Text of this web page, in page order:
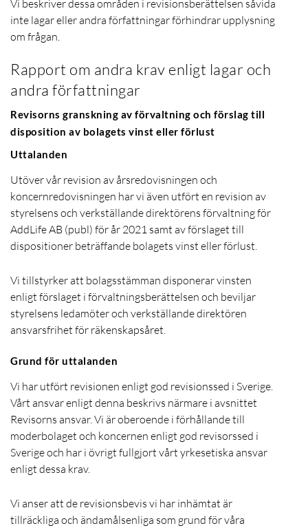
Vi beskriver dessa områden i revisionsberättelsen såvida
inte lagar eller andra författningar förhindrar upplysning
om frågan.
Rapport om andra krav enligt lagar och
andra författningar
Revisorns granskning av förvaltning och förslag till
disposition av bolagets vinst eller förlust
Uttalanden
Utöver vår revision av årsredovisningen och
koncernredovisningen har vi även utfört en revision av
styrelsens och verkställande direktörens förvaltning för
AddLife AB (publ) för år 2021 samt av förslaget till
dispositioner beträffande bolagets vinst eller förlust.
Vi tillstyrker att bolagsstämman disponerar vinsten
enligt förslaget i förvaltningsberättelsen och beviljar
styrelsens ledamöter och verkställande direktören
ansvarsfrihet för räkenskapsåret.
Grund för uttalanden
Vi har utfört revisionen enligt god revisionssed i Sverige.
Vårt ansvar enligt denna beskrivs närmare i avsnittet
Revisorns ansvar. Vi är oberoende i förhållande till
moderbolaget och koncernen enligt god revisorssed i
Sverige och har i övrigt fullgjort vårt yrkesetiska ansvar
enligt dessa krav.
Vi anser att de revisionsbevis vi har inhämtat är
tillräckliga och ändamålsenliga som grund för våra